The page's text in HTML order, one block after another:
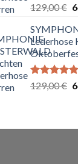
Bewertet
5.00
von 5
129,00€
Lederhose
Bewertet
5.00
129,00€